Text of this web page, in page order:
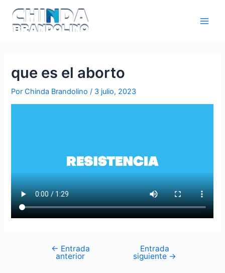
que es el aborto
PorChinda Brandolino/ 3 julio, 2023
← Entrada
anterior
Entrada
siguiente →